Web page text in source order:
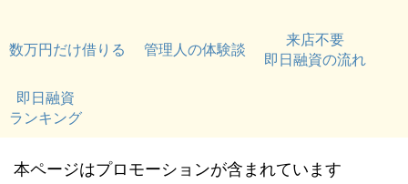
数万円だけ借りる 管理人の体験談
来店不要
即日融資の流れ
即日融資
ランキング
本ページはプロモーションが含まれています